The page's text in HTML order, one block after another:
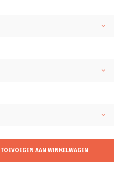
TOEVOEGEN AAN WINKELWAGEN